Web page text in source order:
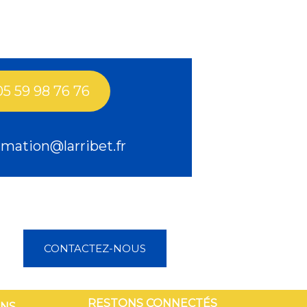
59 98 76 76
CONTACTEZ-NOUS
RESTONS CONNECTÉS